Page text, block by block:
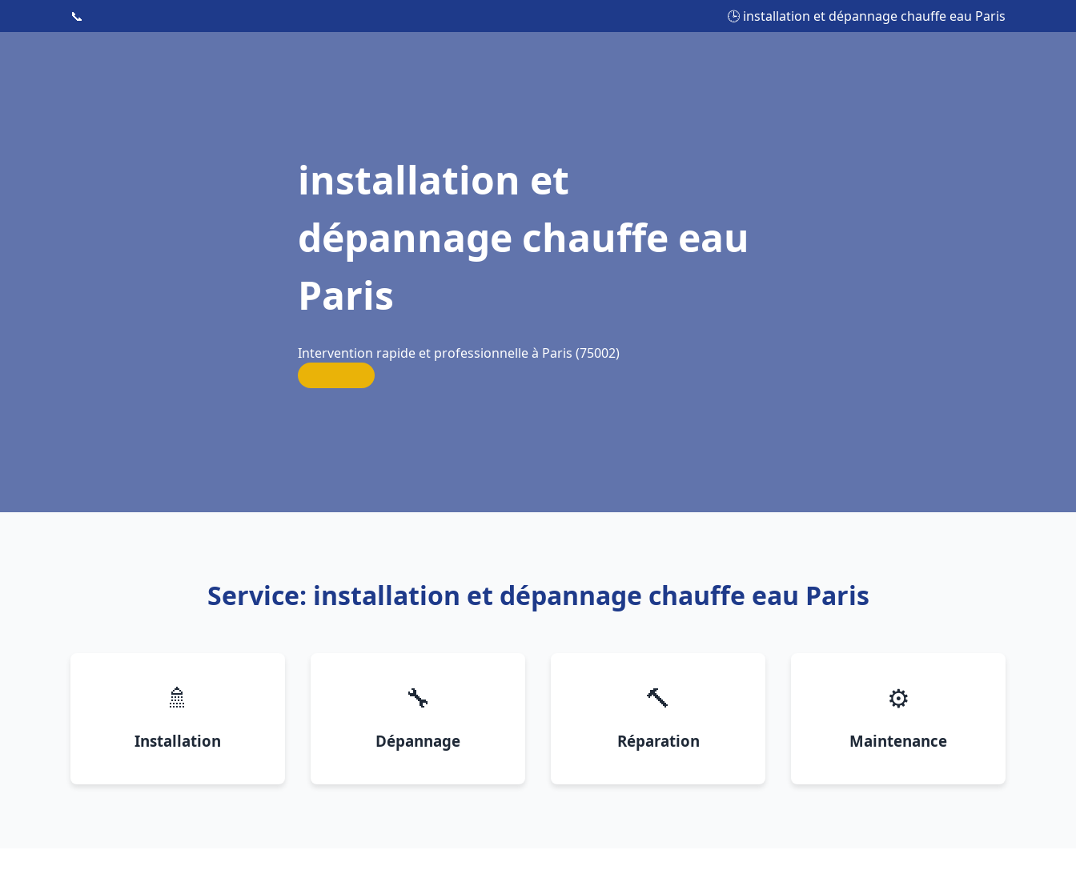
📞 🕒 installation et dépannage chauffe eau Paris
installation et
dépannage chauffe eau
Paris
Intervention rapide et professionnelle à Paris (75002)
Service: installation et dépannage chauffe eau Paris
🚿
Installation
🔧
Dépannage
🔨
Réparation
⚙️
Maintenance